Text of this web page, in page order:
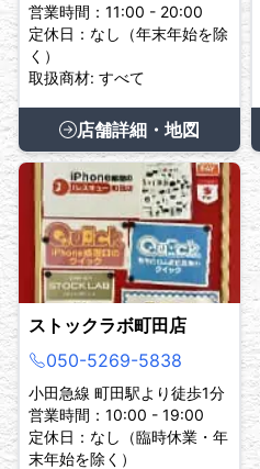
営業時間：11:00 - 20:00
定休日：なし（年末年始を除
く）
取扱商材: すべて
店舗詳細・地図
ストックラボ町田店
050-5269-5838
小田急線 町田駅より徒歩1分
営業時間：10:00 - 19:00
定休日：なし（臨時休業・年
末年始を除く）